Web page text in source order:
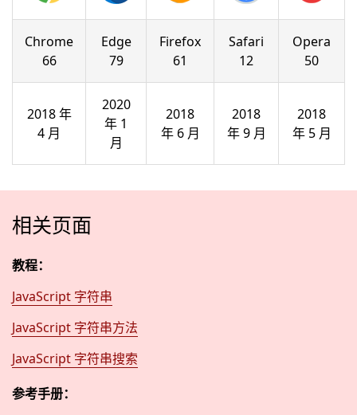
Chrome
66
Edge
79
Firefox
61
Safari
12
Opera
50
2018 年
4 月
2020
年 1
月
2018
年 6 月
2018
年 9 月
2018
年 5 月
相关页面
教程：
JavaScript 字符串
JavaScript 字符串方法
JavaScript 字符串搜索
参考手册：